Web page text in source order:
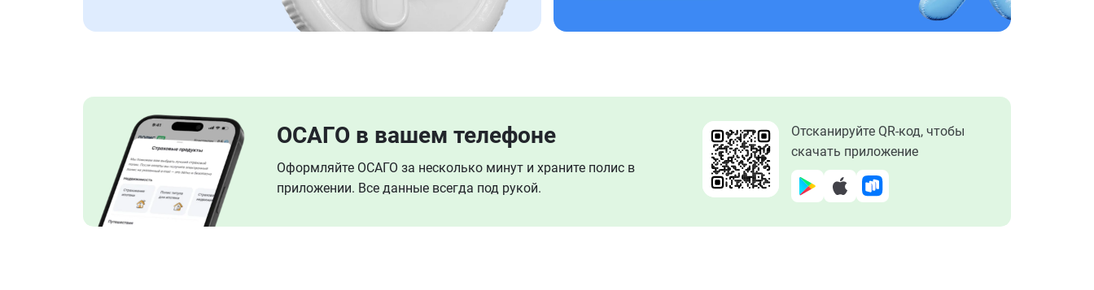
ОСАГО в вашем телефоне
Оформляйте ОСАГО за несколько минут и храните полис в
приложении. Все данные всегда под рукой.
Отсканируйте QR-код, чтобы
скачать приложение